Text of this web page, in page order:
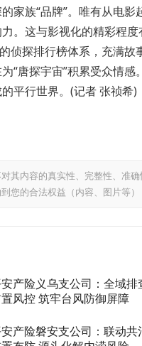
家族“品牌”。唯有从电
。这与影视化的精彩程
探排行榜体系，充满故
“唐探宇宙”积累受众情感
平行世界。(记者 张祯希)
其内容的真实性、完整性、准
您的合法权益（内容、图片等）
产险义乌支公司：全域排
风控 筑牢台风防御屏障
产险磐安支公司：联动共